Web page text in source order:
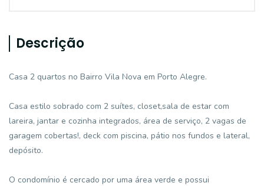
Descrição
Casa 2 quartos no Bairro Vila Nova em Porto Alegre.
Casa estilo sobrado com 2 suítes, closet,sala de estar com
lareira, jantar e cozinha integrados, área de serviço, 2 vagas de
garagem cobertas!, deck com piscina, pátio nos fundos e lateral,
depósito.
O condomínio é cercado por uma área verde e possui